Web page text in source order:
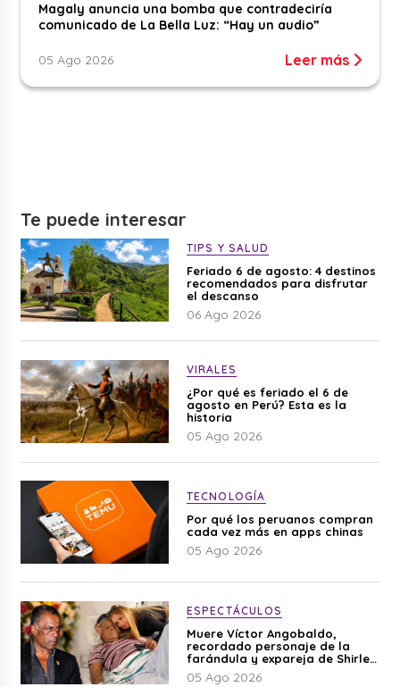
Magaly anuncia una bomba que contradeciría
comunicado de La Bella Luz: “Hay un audio”
05 Ago 2026 Leer más
Te puede interesar
TIPS Y SALUD
Feriado 6 de agosto: 4 destinos
recomendados para disfrutar
el descanso
06 Ago 2026
VIRALES
¿Por qué es feriado el 6 de
agosto en Perú? Esta es la
historia
05 Ago 2026
TECNOLOGÍA
Por qué los peruanos compran
cada vez más en apps chinas
05 Ago 2026
ESPECTÁCULOS
Muere Víctor Angobaldo,
recordado personaje de la
farándula y expareja de Shirley
Cherres
05 Ago 2026